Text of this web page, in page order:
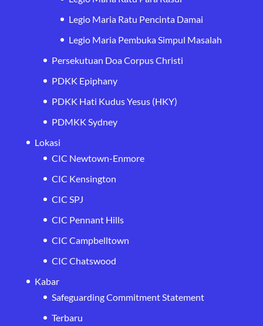
Legio Maria Ratu Pencinta Damai
Legio Maria Pembuka Simpul Masalah
Persekutuan Doa Corpus Christi
PDKK Epiphany
PDKK Hati Kudus Yesus (HKY)
PDMKK Sydney
Lokasi
CIC Newtown-Enmore
CIC Kensington
CIC SPJ
CIC Pennant Hills
CIC Campbelltown
CIC Chatswood
Kabar
Safeguarding Commitment Statement
Terbaru